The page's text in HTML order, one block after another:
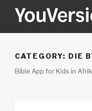
CATEGORY: DIE
Bible App for Kids in